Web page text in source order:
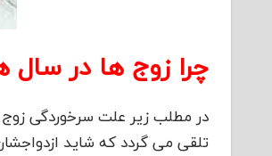
چرا زوج ها در
در مطلب زیر علت سرخوردگی زوج
تلقی می گردد که شاید